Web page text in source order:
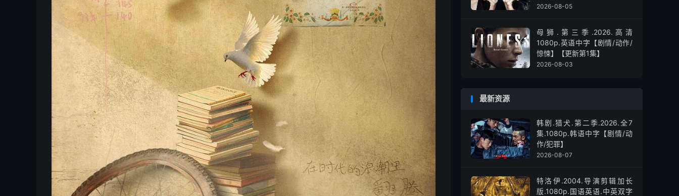
2026-08-05
母狮.第三季.2026.高清
1080p.英语中字【剧情/动作/
惊悚】【更新第1集】
2026-08-03
最新资源
韩剧.猎犬.第二季.2026.全7
集.1080p.韩语中字【剧情/动
作/犯罪】
2026-08-07
特洛伊.2004.导演剪辑加长
版.1080p.国语英语.中英双字